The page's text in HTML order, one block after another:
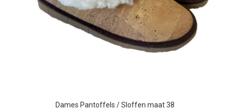
Dames Pantoffels / Sloffen maat 38